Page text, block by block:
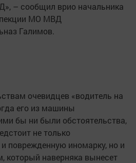
– сообщил врио начальника
МО МВД
Галимов.
очевидцев «водитель на
его из машины
бы ни были обстоятельства,
не только
поврежденную иномарку, но и
который наверняка вынесет